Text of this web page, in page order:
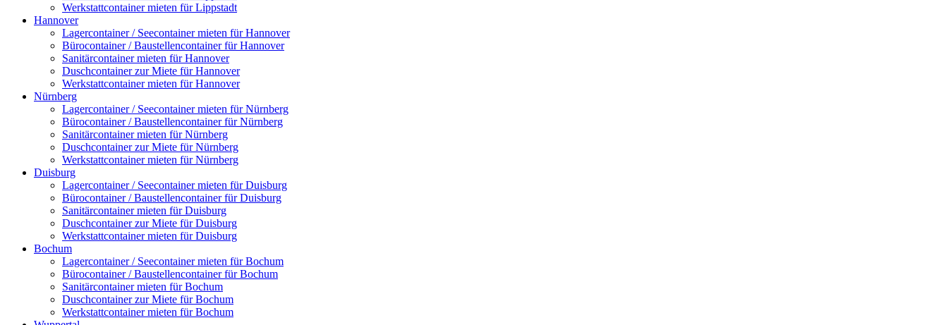
Werkstattcontainer mieten für Lippstadt
Hannover
Lagercontainer / Seecontainer mieten für Hannover
Bürocontainer / Baustellencontainer für Hannover
Sanitärcontainer mieten für Hannover
Duschcontainer zur Miete für Hannover
Werkstattcontainer mieten für Hannover
Nürnberg
Lagercontainer / Seecontainer mieten für Nürnberg
Bürocontainer / Baustellencontainer für Nürnberg
Sanitärcontainer mieten für Nürnberg
Duschcontainer zur Miete für Nürnberg
Werkstattcontainer mieten für Nürnberg
Duisburg
Lagercontainer / Seecontainer mieten für Duisburg
Bürocontainer / Baustellencontainer für Duisburg
Sanitärcontainer mieten für Duisburg
Duschcontainer zur Miete für Duisburg
Werkstattcontainer mieten für Duisburg
Bochum
Lagercontainer / Seecontainer mieten für Bochum
Bürocontainer / Baustellencontainer für Bochum
Sanitärcontainer mieten für Bochum
Duschcontainer zur Miete für Bochum
Werkstattcontainer mieten für Bochum